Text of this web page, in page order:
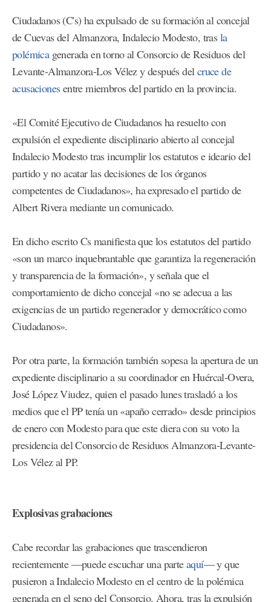
Ciudadanos (C's) ha expulsado de su formación al concejal
de Cuevas del Almanzora, Indalecio Modesto, trasla
polémicagenerada en torno al Consorcio de Residuos del
Levante-Almanzora-Los Vélez y después delcruce de
acusacionesentre miembros del partido en la provincia.
«El Comité Ejecutivo de Ciudadanos ha resuelto con
expulsión el expediente disciplinario abierto al concejal
Indalecio Modesto tras incumplir los estatutos e ideario del
partido y no acatar las decisiones de los órganos
competentes de Ciudadanos», ha expresado el partido de
Albert Rivera mediante un comunicado.
En dicho escrito Cs manifiesta que los estatutos del partido
«son un marco inquebrantable que garantiza la regeneración
y transparencia de la formación», y señala que el
comportamiento de dicho concejal «no se adecua a las
exigencias de un partido regenerador y democrático como
Ciudadanos».
Por otra parte, la formación también sopesa la apertura de un
expediente disciplinario a su coordinador en Huércal-Overa,
José López Viudez, quien el pasado lunes trasladó a los
medios que el PP tenía un «apaño cerrado» desde principios
de enero con Modesto para que este diera con su voto la
presidencia del Consorcio de Residuos Almanzora-Levante-
Los Vélez al PP.
Explosivas grabaciones
Cabe recordar las grabaciones que trascendieron
recientemente —puede escuchar una parteaquí— y que
pusieron a Indalecio Modesto en el centro de la polémica
generada en el seno del Consorcio. Ahora, tras la expulsión